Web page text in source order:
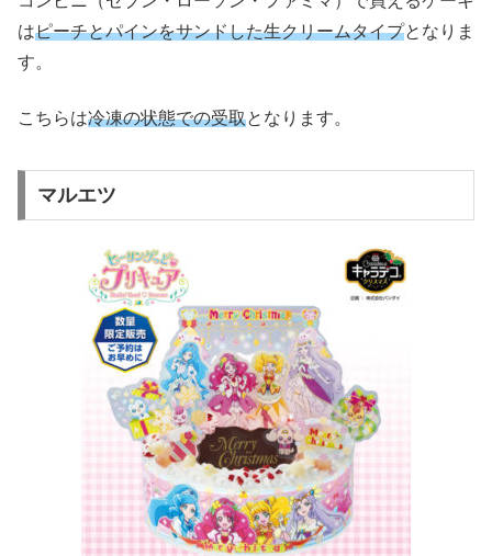
はピーチとパインをサンドした生クリームタイプとなりま
す。
こちらは冷凍の状態での受取となります。
マルエツ